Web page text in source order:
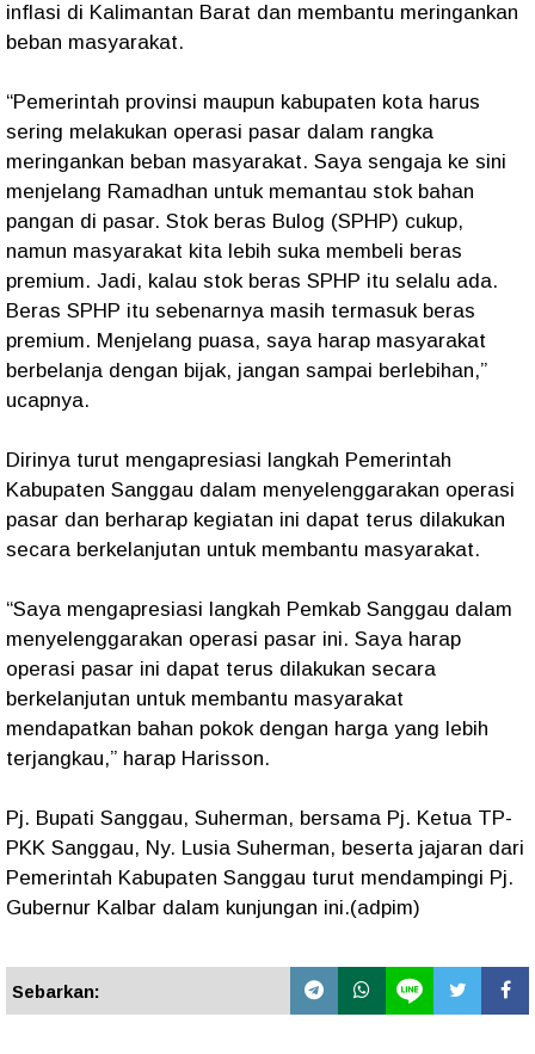
inflasi di Kalimantan Barat dan membantu meringankan
beban masyarakat.
“Pemerintah provinsi maupun kabupaten kota harus
sering melakukan operasi pasar dalam rangka
meringankan beban masyarakat. Saya sengaja ke sini
menjelang Ramadhan untuk memantau stok bahan
pangan di pasar. Stok beras Bulog (SPHP) cukup,
namun masyarakat kita lebih suka membeli beras
premium. Jadi, kalau stok beras SPHP itu selalu ada.
Beras SPHP itu sebenarnya masih termasuk beras
premium. Menjelang puasa, saya harap masyarakat
berbelanja dengan bijak, jangan sampai berlebihan,”
ucapnya.
Dirinya turut mengapresiasi langkah Pemerintah
Kabupaten Sanggau dalam menyelenggarakan operasi
pasar dan berharap kegiatan ini dapat terus dilakukan
secara berkelanjutan untuk membantu masyarakat.
“Saya mengapresiasi langkah Pemkab Sanggau dalam
menyelenggarakan operasi pasar ini. Saya harap
operasi pasar ini dapat terus dilakukan secara
berkelanjutan untuk membantu masyarakat
mendapatkan bahan pokok dengan harga yang lebih
terjangkau,” harap Harisson.
Pj. Bupati Sanggau, Suherman, bersama Pj. Ketua TP-
PKK Sanggau, Ny. Lusia Suherman, beserta jajaran dari
Pemerintah Kabupaten Sanggau turut mendampingi Pj.
Gubernur Kalbar dalam kunjungan ini.(adpim)
Sebarkan: